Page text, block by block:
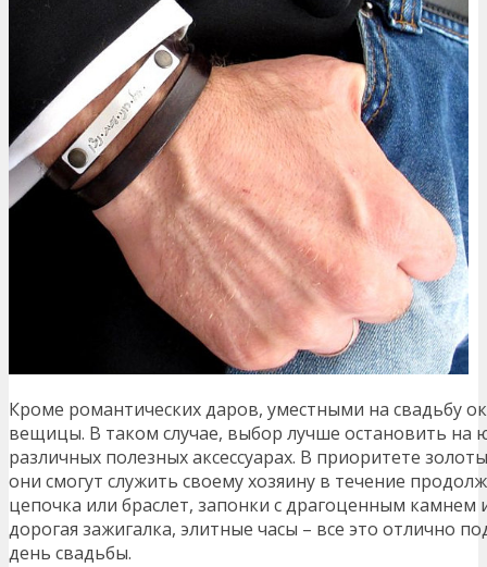
Кроме романтических даров, уместными на свадьбу
вещицы. В таком случае, выбор лучше остановить на
различных полезных аксессуарах. В приоритете
они смогут служить своему хозяину в течение
цепочка или браслет, запонки с драгоценным камнем
дорогая зажигалка, элитные часы – все это отлично
день свадьбы.